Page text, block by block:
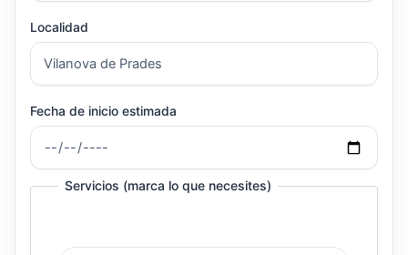
Localidad
Fecha de inicio estimada
Servicios (marca lo que necesites)